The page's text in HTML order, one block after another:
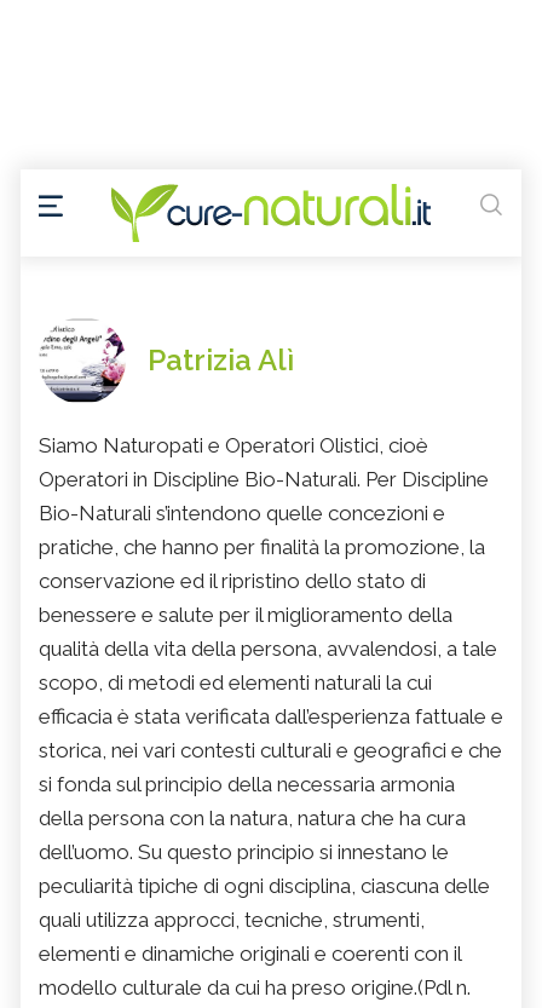
Patrizia Alì
Siamo Naturopati e Operatori Olistici, cioè
Operatori in Discipline Bio-Naturali. Per Discipline
Bio-Naturali s’intendono quelle concezioni e
pratiche, che hanno per finalità la promozione, la
conservazione ed il ripristino dello stato di
benessere e salute per il miglioramento della
qualità della vita della persona, avvalendosi, a tale
scopo, di metodi ed elementi naturali la cui
efficacia è stata verificata dall’esperienza fattuale e
storica, nei vari contesti culturali e geografici e che
si fonda sul principio della necessaria armonia
della persona con la natura, natura che ha cura
dell’uomo. Su questo principio si innestano le
peculiarità tipiche di ogni disciplina, ciascuna delle
quali utilizza approcci, tecniche, strumenti,
elementi e dinamiche originali e coerenti con il
modello culturale da cui ha preso origine.(Pdl n.